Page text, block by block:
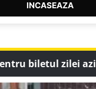
INCASEAZA
biletul zilei azi